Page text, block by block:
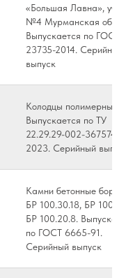
«Большая Лавна»,
№4 Мурманская
Выпускается по ГОСТ
23735-2014. Серийный
выпуск
Колодцы полимерные.
Выпускается по ТУ
22.29.29-002-
2023. Серийный
Камни бетонные
БР 100.30.18, БР
БР 100.20.8.
по ГОСТ 6665-91.
Серийный выпуск